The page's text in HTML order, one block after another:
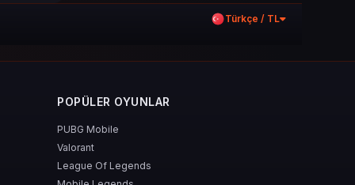
Türkçe / TL
POPÜLER OYUNLAR
PUBG Mobile
Valorant
League Of Legends